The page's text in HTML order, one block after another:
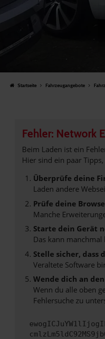
Startseite Fahrzeugangebote
Fehler: Network
Beim Laden ist ein
Hier sind ein paar
Überprüfe deine
Laden andere
Prüfe deine
Manche
Starte dein Gerät
Das kann
Stelle sicher, dass
Veraltete Software
Wende dich an
Wenn du alle oben
Fehlersuche zu